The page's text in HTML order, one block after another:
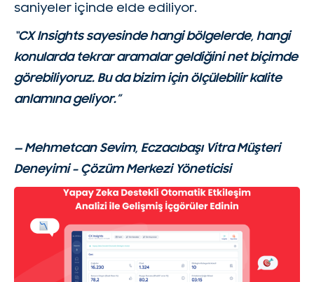
saniyeler içinde elde ediliyor.
“CX Insights sayesinde hangi bölgelerde, hangi
konularda tekrar aramalar geldiğini net biçimde
görebiliyoruz. Bu da bizim için ölçülebilir kalite
anlamına geliyor.”
— Mehmetcan Sevim, Eczacıbaşı Vitra Müşteri
Deneyimi – Çözüm Merkezi Yöneticisi